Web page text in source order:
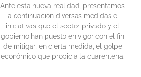
Ante esta nueva realidad, presentamos
a continuación diversas medidas e
iniciativas que el sector privado y el
gobierno han puesto en vigor con el fin
de mitigar, en cierta medida, el golpe
económico que propicia la cuarentena.